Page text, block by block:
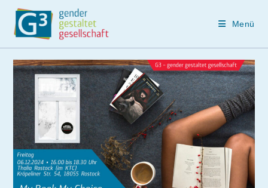
Inhalt
springen
Menü